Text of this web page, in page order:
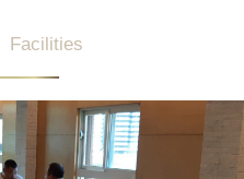
Facilities